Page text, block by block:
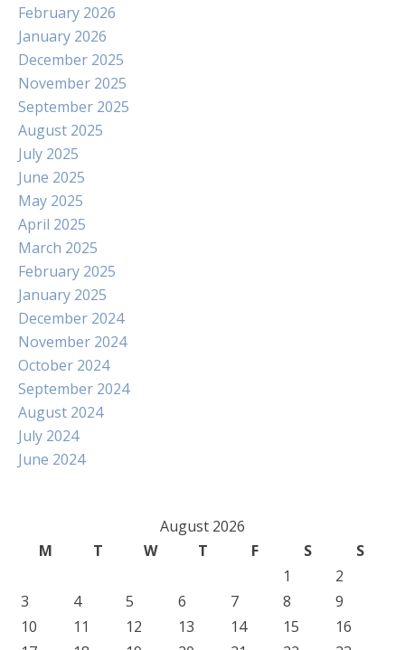
February 2026
January 2026
December 2025
November 2025
September 2025
August 2025
July 2025
June 2025
May 2025
April 2025
March 2025
February 2025
January 2025
December 2024
November 2024
October 2024
September 2024
August 2024
July 2024
June 2024
August 2026
M
T W T F S
S
1
2
3
4 5 6 7 8
9
10
11 12 13 14 15
16